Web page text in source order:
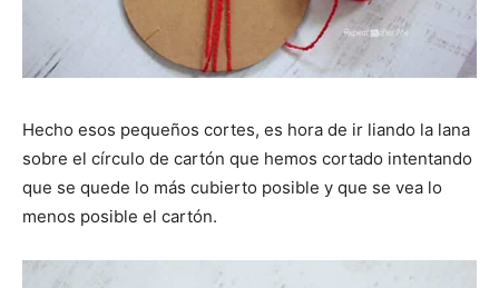
Hecho esos pequeños cortes, es hora de ir liando la lana
sobre el círculo de cartón que hemos cortado intentando
que se quede lo más cubierto posible y que se vea lo
menos posible el cartón.